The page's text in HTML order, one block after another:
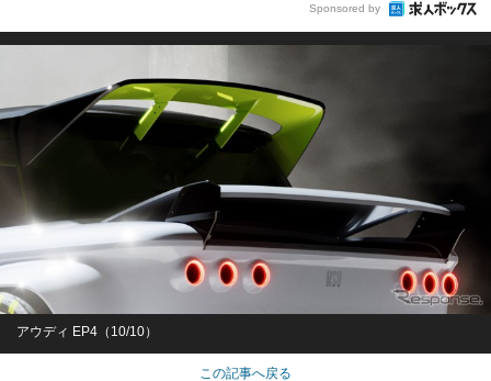
Sponsored by
アウディ EP4（10/10）
この記事へ戻る